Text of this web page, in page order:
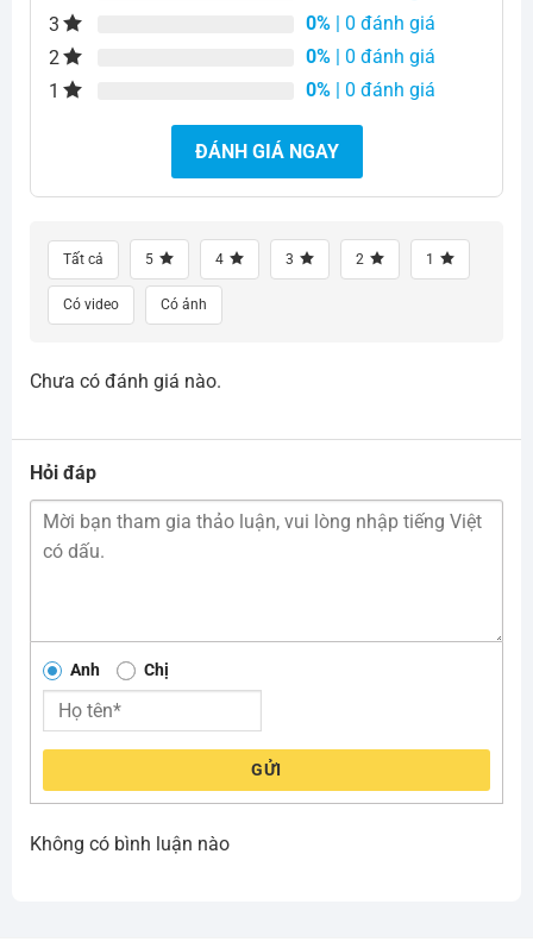
3
0% | 0 đánh giá
2
0% | 0 đánh giá
1
0% | 0 đánh giá
ĐÁNH GIÁ NGAY
Tất cả 5 4 3 2 1
Có video Có ảnh
Chưa có đánh giá nào.
Hỏi đáp
Anh Chị
GỬI
Không có bình luận nào